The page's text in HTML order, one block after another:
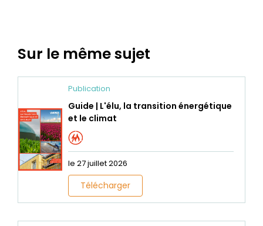
Sur le même sujet
Publication
Guide | L'élu, la transition énergétique
et le climat
le 27 juillet 2026
Télécharger